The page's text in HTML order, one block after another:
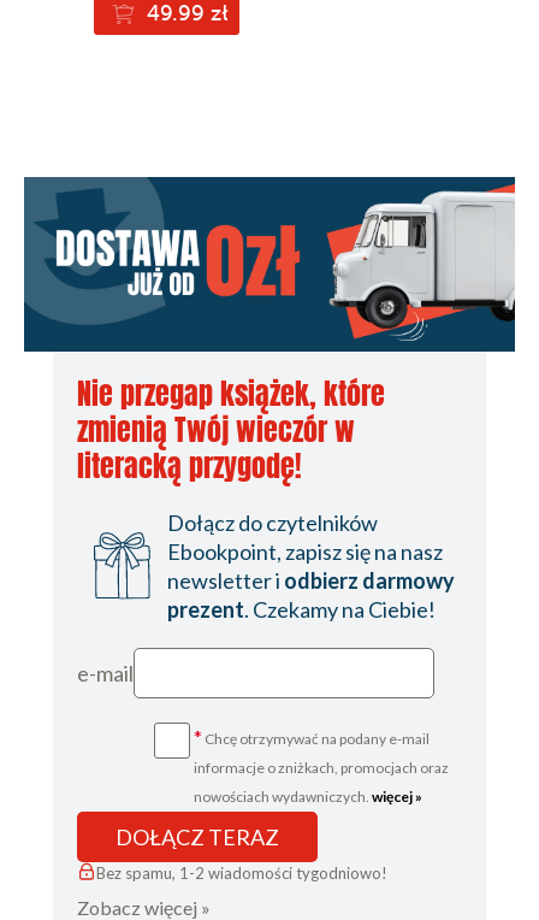
49.99 zł
Nie przegap książek, które
zmienią Twój wieczór w
literacką przygodę!
Dołącz do czytelników
Ebookpoint, zapisz się na nasz
newsletter i odbierz darmowy
prezent. Czekamy na Ciebie!
e-mail
* Chcę otrzymywać na podany e-mail
informacje o zniżkach, promocjach oraz
nowościach wydawniczych. więcej »
DOŁĄCZ TERAZ
Bez spamu, 1-2 wiadomości tygodniowo!
Zobacz więcej »